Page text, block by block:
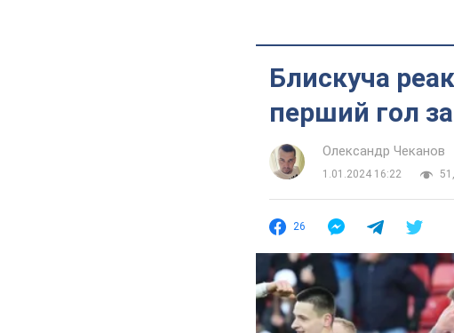
Блискуча
перший гол
Олександр Чеканов
1.01.2024 16:22
26